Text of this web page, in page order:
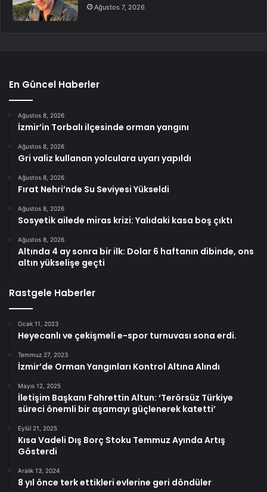
Ağustos 7, 2026
En Güncel Haberler
Ağustos 8, 2026
İzmir’in Torbalı ilçesinde orman yangını
Ağustos 8, 2026
Gri valiz kullanan yolculara uyarı yapıldı
Ağustos 8, 2026
Fırat Nehri’nde Su Seviyesi Yükseldi
Ağustos 8, 2026
Sosyetik ailede miras krizi: Yalıdaki kasa boş çıktı
Ağustos 8, 2026
Altında 4 ay sonra bir ilk: Dolar 6 haftanın dibinde, ons
altın yükselişe geçti
Rastgele Haberler
Ocak 11, 2023
Heyecanlı ve çekişmeli e-spor turnuvası sona erdi.
Temmuz 27, 2023
İzmir’de Orman Yangınları Kontrol Altına Alındı
Mayıs 12, 2025
İletişim Başkanı Fahrettin Altun: ‘Terörsüz Türkiye
süreci önemli bir aşamayı güçlenerek katetti’
Eylül 21, 2025
Kısa Vadeli Dış Borç Stoku Temmuz Ayında Artış
Gösterdi
Aralık 13, 2024
8 yıl önce terk ettikleri evlerine geri döndüler